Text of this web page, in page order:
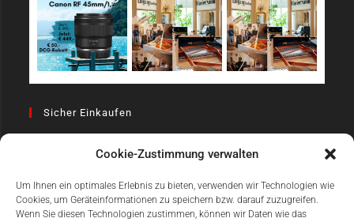
Cookie-Zustimmung verwalten
Um Ihnen ein optimales Erlebnis zu bieten, verwenden wir Technologien wie
Cookies, um Geräteinformationen zu speichern bzw. darauf zuzugreifen.
Wenn Sie diesen Technologien zustimmen, können wir Daten wie das
Sicher Einkaufen